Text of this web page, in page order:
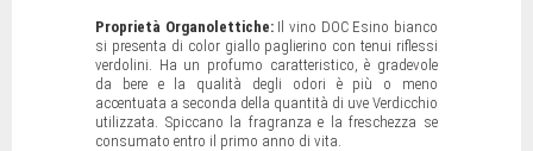
Proprietà Organolettiche:Il vino DOC Esino bianco
si presenta di color giallo paglierino con tenui riflessi
verdolini. Ha un profumo caratteristico, è gradevole
da bere e la qualità degli odori è più o meno
accentuata a seconda della quantità di uve Verdicchio
utilizzata. Spiccano la fragranza e la freschezza se
consumato entro il primo anno di vita.